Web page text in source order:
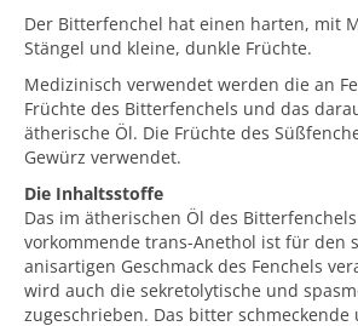
Der Bitterfenchel hat einen harten, mit
Stängel und kleine, dunkle Früchte.
Medizinisch verwendet werden die an
Früchte des Bitterfenchels und das
ätherische Öl. Die Früchte des
Gewürz verwendet.
Die Inhaltsstoffe
Das im ätherischen Öl des Bitterfenchels
vorkommende trans-Anethol ist für den
anisartigen Geschmack des Fenchels
wird auch die sekretolytische und
zugeschrieben. Das bitter